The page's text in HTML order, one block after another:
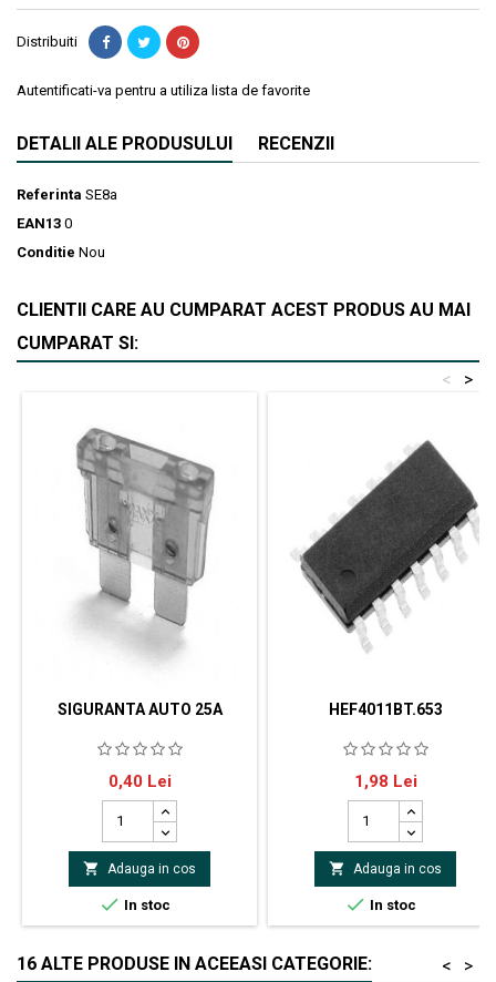
Distribuiti
Autentificati-va pentru a utiliza lista de favorite
DETALII ALE PRODUSULUI RECENZII
Referinta SE8a
EAN13 0
Conditie Nou
CLIENTII CARE AU CUMPARAT ACEST PRODUS AU MAI
CUMPARAT SI:
>
<
SIGURANTA AUTO 25A
Siguranta fuzibilaPentru
Pret
0,40 Lei
 Adauga in cos
 In stoc
HEF4011BT.653
NEXPERIAcircuit integrat
canale 4Număr intrări
2Tehnologie CMOSMontare
SMDCarcasă SO14
Pret
1,98 Lei
 Adauga in cos
 In stoc
16 ALTE PRODUSE IN ACEEASI CATEGORIE: >
<